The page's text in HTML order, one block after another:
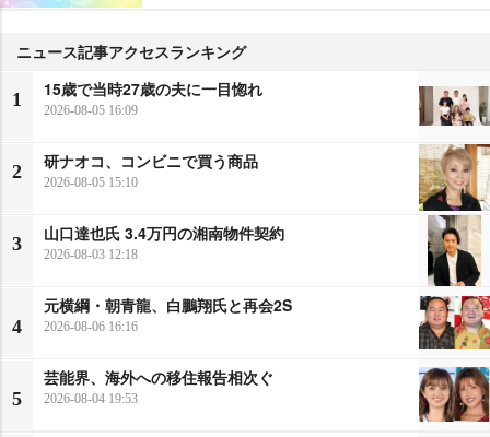
ニュース記事アクセスランキング
1
15歳で当時27歳の夫に一目惚れ
2026-08-05 16:09
2
研ナオコ、コンビニで買う商品
2026-08-05 15:10
3
山口達也氏 3.4万円の湘南物件契約
2026-08-03 12:18
4
元横綱・朝青龍、白鵬翔氏と再会2S
2026-08-06 16:16
5
芸能界、海外への移住報告相次ぐ
2026-08-04 19:53